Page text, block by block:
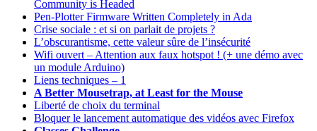
Community is Headed
Pen-Plotter Firmware Written Completely in Ada
Crise sociale : et si on parlait de projets ?
L’obscurantisme, cette valeur sûre de l’insécurité
Wifi ouvert – Attention aux faux hotspot ! (+ une démo avec
un module Arduino)
Liens techniques – 1
A Better Mousetrap, at Least for the Mouse
Liberté de choix du terminal
Bloquer le lancement automatique des vidéos avec Firefox